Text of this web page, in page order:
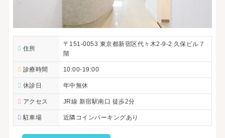
住所
〒151-0053 東京都新宿区代々木2-9-2 久保ビル７
階
診療時間 10:00-19:00
休診日 年中無休
アクセス JR線 新宿駅南口 徒歩2分
駐車場 近隣コインパーキングあり